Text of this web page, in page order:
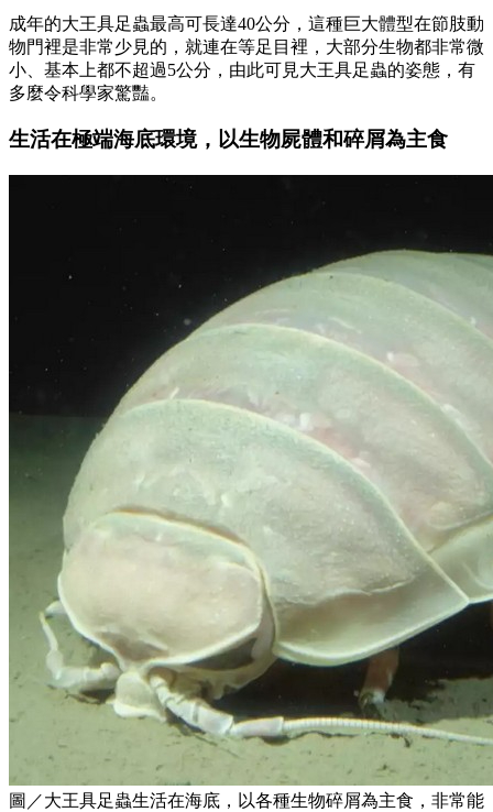
成年的大王具足蟲最高可長達40公分，這種巨大體型在節肢動
物門裡是非常少見的，就連在等足目裡，大部分生物都非常微
小、基本上都不超過5公分，由此可見大王具足蟲的姿態，有
多麼令科學家驚豔。
生活在極端海底環境，以生物屍體和碎屑為主食
圖／大王具足蟲生活在海底，以各種生物碎屑為主食，非常能